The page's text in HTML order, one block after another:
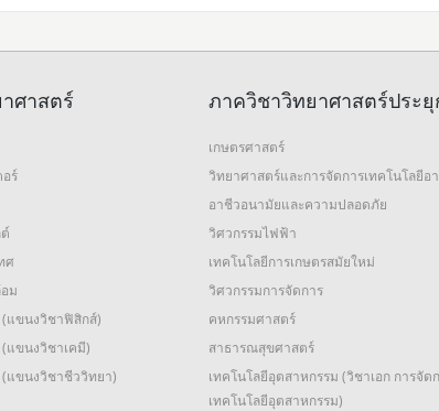
ศาสตร์
ร์
ศ
ม
แขนงวิชาฟิสิกส์)
แขนงวิชาเคมี)
แขนงวิชาชีววิทยา)
ภาควิชาวิทยาศาสตร์ประ
เกษตรศาสตร์
วิทยาศาสตร์และการจัดการเทคโนโลยีอ
อาชีวอนามัยและความปลอดภัย
วิศวกรรมไฟฟ้า
เทคโนโลยีการเกษตรสมัยใหม่
วิศวกรรมการจัดการ
คหกรรมศาสตร์
สาธารณสุขศาสตร์
เทคโนโลยีอุตสาหกรรม (วิชาเอก การจัด
เทคโนโลยีอุตสาหกรรม)